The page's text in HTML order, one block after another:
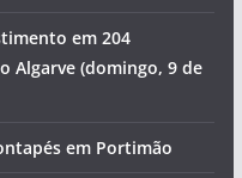
em 204
Algarve (domingo, 9 de
em Portimão